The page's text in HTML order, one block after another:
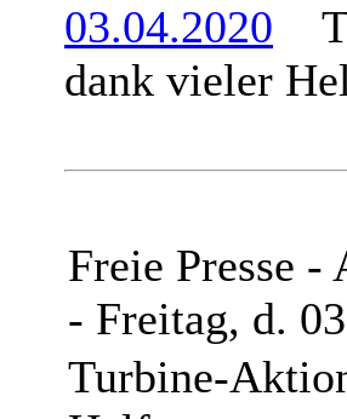
03.04.2020
dank vieler
Freie Presse -
- Freitag, d.
Turbine-